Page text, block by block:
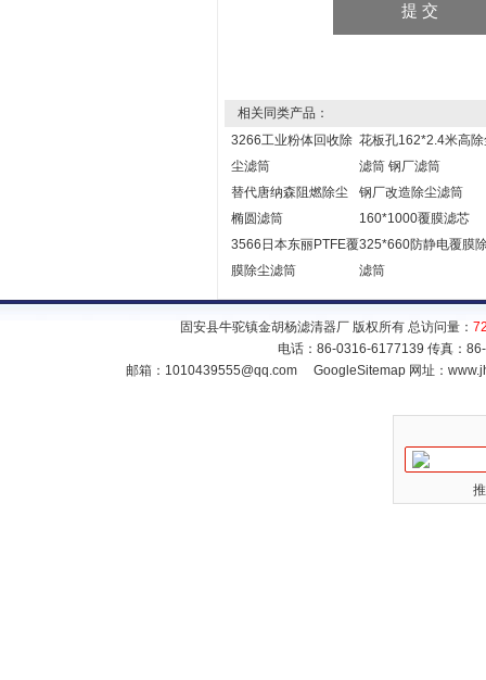
相关同类产品：
3266工业粉体回收除
尘滤筒
花板孔162*2.4米高除
滤筒 钢厂滤筒
替代唐纳森阻燃除尘
椭圆滤筒
钢厂改造除尘滤筒
160*1000覆膜滤芯
3566日本东丽PTFE覆
膜除尘滤筒
325*660防静电覆膜
滤筒
固安县牛驼镇金胡杨滤清器厂 版权所有 总访问量：
电话：86-0316-6177139 传真：
邮箱： 1010439555@qq.com GoogleSitemap网址：